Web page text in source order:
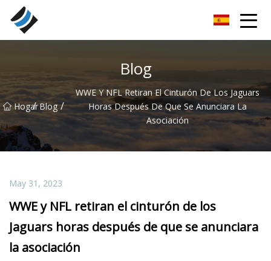
Blog
Hogar
/ Blog /
WWE Y NFL Retiran El Cinturón De Los Jaguars
Horas Después De Que Se Anunciara La
Asociación
May 31, 2023
WWE y NFL retiran el cinturón de los
Jaguars horas después de que se anunciara
la asociación